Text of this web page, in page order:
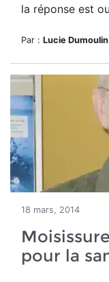
la réponse est
Par : Lucie Dumoulin
18 mars, 2014
pour la